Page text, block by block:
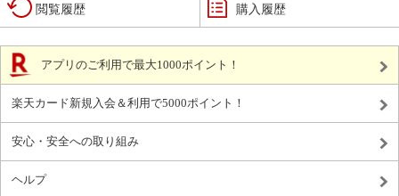
閲覧履歴 購入履歴
アプリのご利用で最大1000ポイント！
楽天カード新規入会＆利用で5000ポイント！
安心・安全への取り組み
ヘルプ